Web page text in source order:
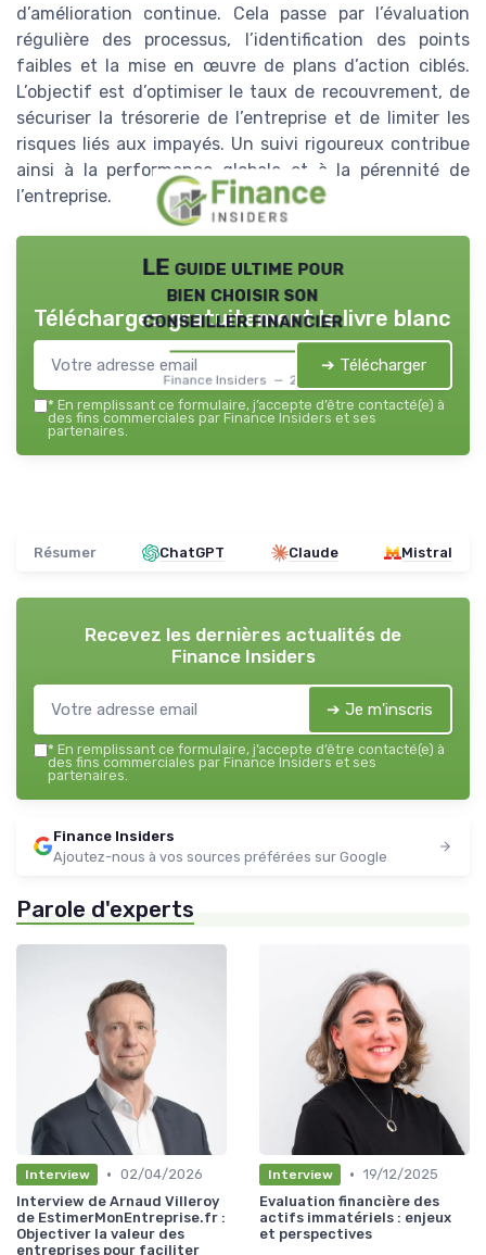
d’amélioration continue. Cela passe par l’évaluation
régulière des processus, l’identification des points
faibles et la mise en œuvre de plans d’action ciblés.
L’objectif est d’optimiser le taux de recouvrement, de
sécuriser la trésorerie de l’entreprise et de limiter les
risques liés aux impayés. Un suivi rigoureux contribue
ainsi à la performance globale et à la pérennité de
l’entreprise.
LE guide ultime pour
bien choisir son
conseiller financier
Finance Insiders — 2026
Téléchargez gratuitement le livre blanc
➔ Télécharger
* En remplissant ce formulaire, j’accepte d’être contacté(e) à
des fins commerciales par Finance Insiders et ses
partenaires.
Résumer ChatGPT Claude Mistral
Recevez les dernières actualités de
Finance Insiders
➔ Je m'inscris
* En remplissant ce formulaire, j’accepte d’être contacté(e) à
des fins commerciales par Finance Insiders et ses
partenaires.
Finance Insiders
Ajoutez-nous à vos sources préférées sur Google
Parole d'experts
Interview • 02/04/2026
Interview de Arnaud Villeroy
de EstimerMonEntreprise.fr :
Objectiver la valeur des
entreprises pour faciliter
Interview • 19/12/2025
Evaluation financière des
actifs immatériels : enjeux
et perspectives